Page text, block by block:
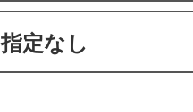
通信講座を
指定なし